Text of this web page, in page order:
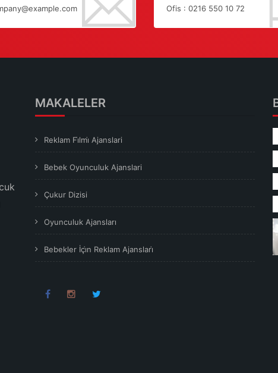
Ofis : 0216 550 10 72
MAKALELER
Reklam Fi̇lmi̇ Ajanslari
Bebek Oyunculuk Ajanslari
Çukur Dizisi
Oyunculuk Ajansları
Bebekler İçi̇n Reklam Ajanslari̇